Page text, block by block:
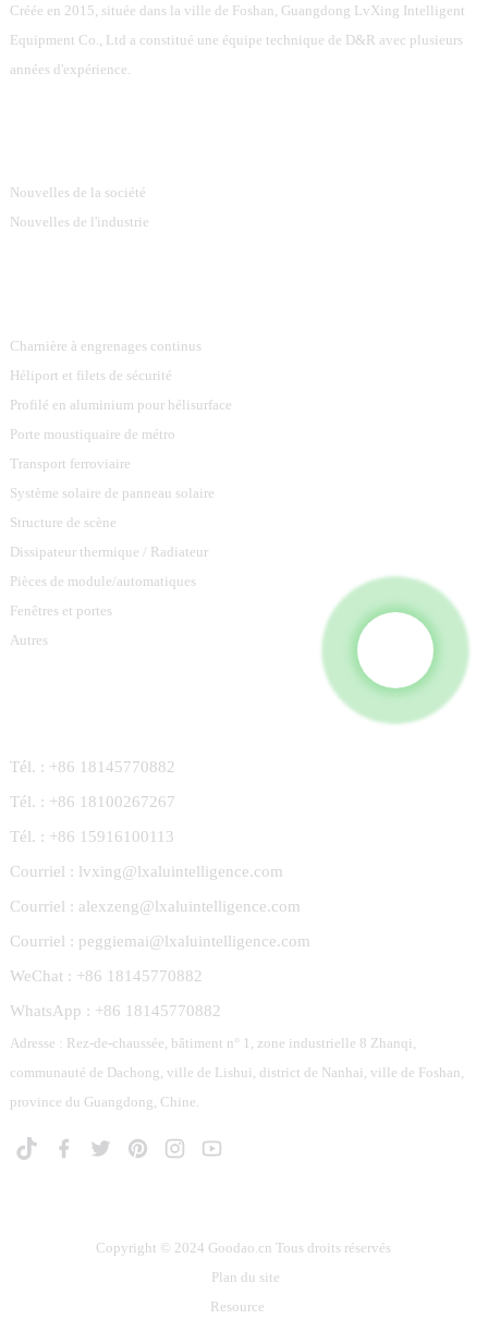
Créée en 2015, située dans la ville de Foshan, Guangdong LvXing Intelligent
Equipment Co., Ltd a constitué une équipe technique de D&R avec plusieurs
années d'expérience.
Nouvelles de la société
Nouvelles de l'industrie
Charnière à engrenages continus
Héliport et filets de sécurité
Profilé en aluminium pour hélisurface
Porte moustiquaire de métro
Transport ferroviaire
Système solaire de panneau solaire
Structure de scène
Dissipateur thermique / Radiateur
Pièces de module/automatiques
Fenêtres et portes
Autres
Tél. : +86 18145770882
Tél. : +86 18100267267
Tél. : +86 15916100113
Courriel : lvxing@lxaluintelligence.com
Courriel : alexzeng@lxaluintelligence.com
Courriel : peggiemai@lxaluintelligence.com
WeChat : +86 18145770882
WhatsApp : +86 18145770882
Adresse : Rez-de-chaussée, bâtiment n° 1, zone industrielle 8 Zhanqi,
communauté de Dachong, ville de Lishui, district de Nanhai, ville de Foshan,
province du Guangdong, Chine.
Copyright © 2024 Goodao.cn Tous droits réservés
Plan du site
Resource